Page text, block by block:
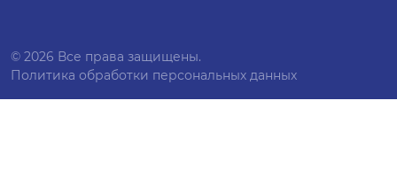
© 2026 Все права защищены.
Политика обработки персональных данных